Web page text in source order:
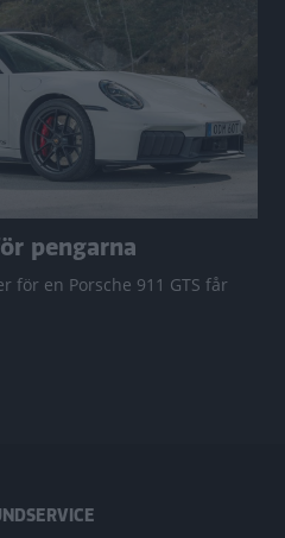
pengarna
för en Porsche 911 GTS får